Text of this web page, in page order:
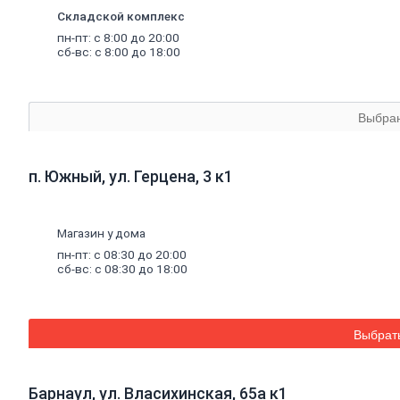
Комплектующие к насосам
Теплый пол
Комплектующие к теплому полу
радиаторы
канализационный
Ванны
Ванны чугунные
Писсуары
Складской комплекс
пн-пт: с 8:00 до 20:00
сб-вс: с 8:00 до 18:00
п. Южный, ул. Герцена, 3 к1
Магазин у дома
пн-пт: с 08:30 до 20:00
сб-вс: с 08:30 до 18:00
Барнаул, ул. Власихинская, 65а к1